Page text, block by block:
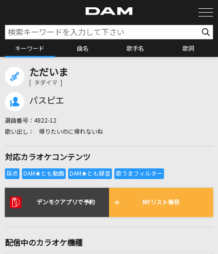
キーワード 曲名 歌手名 歌詞
全国りれき
リアルタイムで歌われている曲の一覧
ただいま
[ タダイマ ]
パスピエ
選曲番号： 4822-12
帰りたいのに帰れないね
対応カラオケコンテンツ
デンモクアプリで予約 MYリスト保存
配信中のカラオケ機種